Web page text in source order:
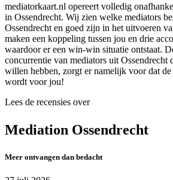
mediatorkaart.nl opereert volledig
in Ossendrecht. Wij zien welke mediators
Ossendrecht en goed zijn in het uitvoeren
maken een koppeling tussen jou en drie
waardoor er een win-win situatie ontstaat.
concurrentie van mediators uit Ossendrecht
willen hebben, zorgt er namelijk voor dat de
wordt voor jou!
Lees de recensies over
Mediation Ossendrecht
Meer ontvangen dan bedacht